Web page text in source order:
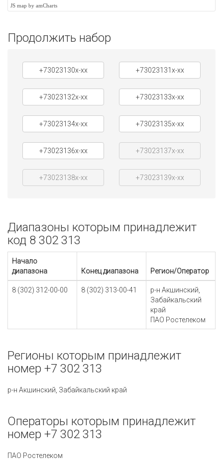
JS map by amCharts
Продолжить набор
+73023130x-xx +73023131x-xx
+73023132x-xx +73023133x-xx
+73023134x-xx +73023135x-xx
+73023136x-xx +73023137x-xx
+73023138x-xx +73023139x-xx
Диапазоны которым принадлежит
код 8 302 313
Начало
диапазона
Конец диапазона Регион/Оператор
8 (302) 312-00-00 8 (302) 313-00-41
р-н Акшинский,
Забайкальский
край
ПАО Ростелеком
Регионы которым принадлежит
номер +7 302 313
р-н Акшинский, Забайкальский край
Операторы которым принадлежит
номер +7 302 313
ПАО Ростелеком